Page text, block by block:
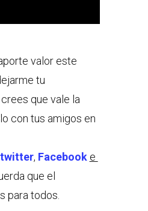
valor este
tu
que vale la
con tus amigos en
twitter, Facebook e
que el
para todos.